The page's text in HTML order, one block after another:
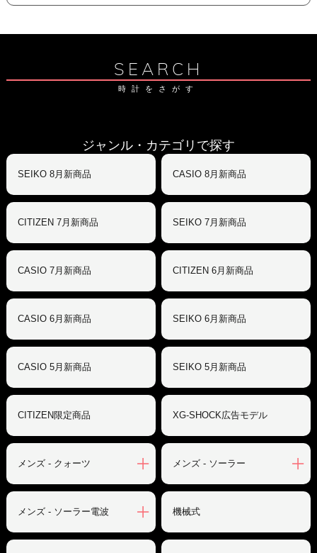
SEARCH
時計をさがす
ジャンル・カテゴリで探す
SEIKO 8月新商品 CASIO 8月新商品
CITIZEN 7月新商品 SEIKO 7月新商品
CASIO 7月新商品 CITIZEN 6月新商品
CASIO 6月新商品 SEIKO 6月新商品
CASIO 5月新商品 SEIKO 5月新商品
CITIZEN限定商品 XG-SHOCK広告モデル
メンズ - クォーツ メンズ - ソーラー
メンズ - ソーラー電波 機械式